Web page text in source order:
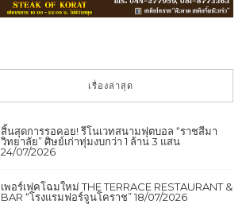
เรื่องล่าสุด
สิ้นสุดการรอคอย! รีโนเวทสนามฟุตบอล “ราชสีมา
วิทยาลัย” ศิษย์เก่าทุ่มงบกว่า 1 ล้าน 3 แสน
24/07/2026
เพอร์เฟคโฉมใหม่ THE TERRACE RESTAURANT &
BAR “โรงแรมฟอร์จูนโคราช” 18/07/2026